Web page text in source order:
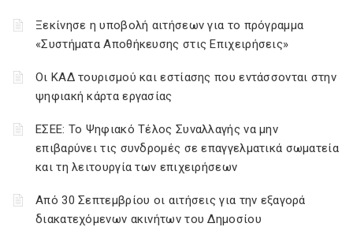
Ξεκίνησε η υποβολή αιτήσεων για το πρόγραμμα
«Συστήματα Αποθήκευσης στις Επιχειρήσεις»
Οι ΚΑΔ τουρισμού και εστίασης που εντάσσονται στην
ψηφιακή κάρτα εργασίας
ΕΣΕΕ: Το Ψηφιακό Τέλος Συναλλαγής να μην
επιβαρύνει τις συνδρομές σε επαγγελματικά σωματεία
και τη λειτουργία των επιχειρήσεων
Από 30 Σεπτεμβρίου οι αιτήσεις για την εξαγορά
διακατεχόμενων ακινήτων του Δημοσίου